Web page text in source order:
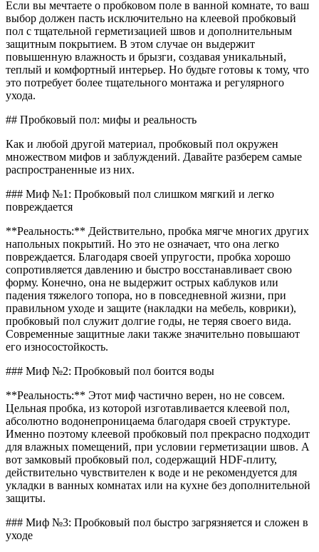
Если вы мечтаете о пробковом поле в ванной комнате, то ваш
выбор должен пасть исключительно на клеевой пробковый
пол с тщательной герметизацией швов и дополнительным
защитным покрытием. В этом случае он выдержит
повышенную влажность и брызги, создавая уникальный,
теплый и комфортный интерьер. Но будьте готовы к тому, что
это потребует более тщательного монтажа и регулярного
ухода.
## Пробковый пол: мифы и реальность
Как и любой другой материал, пробковый пол окружен
множеством мифов и заблуждений. Давайте разберем самые
распространенные из них.
### Миф №1: Пробковый пол слишком мягкий и легко
повреждается
**Реальность:** Действительно, пробка мягче многих других
напольных покрытий. Но это не означает, что она легко
повреждается. Благодаря своей упругости, пробка хорошо
сопротивляется давлению и быстро восстанавливает свою
форму. Конечно, она не выдержит острых каблуков или
падения тяжелого топора, но в повседневной жизни, при
правильном уходе и защите (накладки на мебель, коврики),
пробковый пол служит долгие годы, не теряя своего вида.
Современные защитные лаки также значительно повышают
его износостойкость.
### Миф №2: Пробковый пол боится воды
**Реальность:** Этот миф частично верен, но не совсем.
Цельная пробка, из которой изготавливается клеевой пол,
абсолютно водонепроницаема благодаря своей структуре.
Именно поэтому клеевой пробковый пол прекрасно подходит
для влажных помещений, при условии герметизации швов. А
вот замковый пробковый пол, содержащий HDF-плиту,
действительно чувствителен к воде и не рекомендуется для
укладки в ванных комнатах или на кухне без дополнительной
защиты.
### Миф №3: Пробковый пол быстро загрязняется и сложен в
уходе